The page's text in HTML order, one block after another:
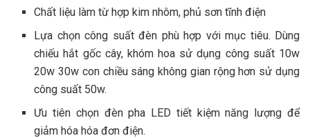
Chất liệu làm từ hợp kim nhôm, phủ sơn tĩnh điện
Lựa chọn công suất đèn phù hợp với mục tiêu. Dùng
chiếu hắt gốc cây, khóm hoa sử dụng công suất 10w
20w 30w con chiều sáng không gian rộng hơn sử dụng
công suất 50w.
Ưu tiên chọn đèn pha LED tiết kiệm năng lượng để
giảm hóa hóa đơn điện.